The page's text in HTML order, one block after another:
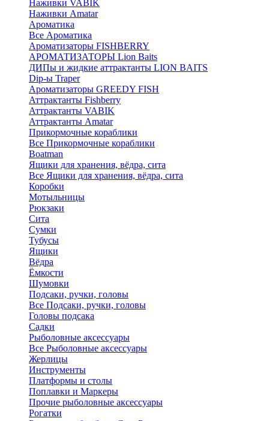
Наживки VABIK
Наживки Amatar
Ароматика
Все Ароматика
Ароматизаторы FISHBERRY
АРОМАТИЗАТОРЫ Lion Baits
ДИПы и жидкие аттрактанты LION BAITS
Dip-ы Traper
Ароматизаторы GREEDY FISH
Аттрактанты Fishberry
Аттрактанты VABIK
Аттрактанты Amatar
Прикормочные кораблики
Все Прикормочные кораблики
Boatman
Ящики для хранения, вёдра, сита
Все Ящики для хранения, вёдра, сита
Коробки
Мотыльницы
Рюкзаки
Сита
Сумки
Тубусы
Ящики
Вёдра
Ёмкости
Шумовки
Подсаки, ручки, головы
Все Подсаки, ручки, головы
Головы подсака
Садки
Рыболовные аксессуары
Все Рыболовные аксессуары
Жерлицы
Инструменты
Платформы и столы
Поплавки и Маркеры
Прочие рыболовные аксессуары
Рогатки